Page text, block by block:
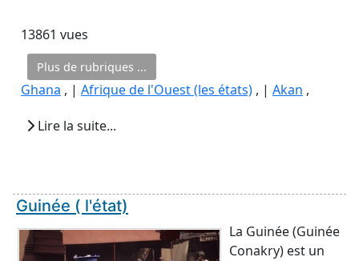
13861 vues
Plus de rubriques ...
Ghana , | Afrique de l'Ouest (les états) , | Akan ,
Lire la suite...
Guinée ( l'état)
La Guinée (Guinée
Conakry) est un